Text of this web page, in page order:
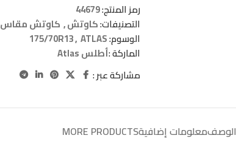
رمز المنتج:44679
التصنيفات:كاوتش, كاوتش مقاس 13
الوسوم:
175/70R13, ATLAS
الماركة :أطلس Atlas
مشاركة عبر :
الوصفمعلومات إضافيةMORE PRODUCTS